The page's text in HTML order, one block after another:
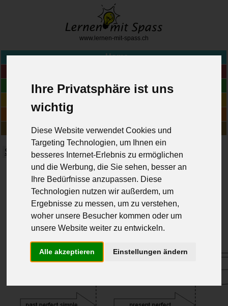
Ihre Privatsphäre ist uns
wichtig
Diese Website verwendet Cookies und
Targeting Technologien, um Ihnen ein
besseres Internet-Erlebnis zu ermöglichen
und die Werbung, die Sie sehen, besser an
Ihre Bedürfnisse anzupassen. Diese
Technologien nutzen wir außerdem, um
Ergebnisse zu messen, um zu verstehen,
woher unsere Besucher kommen oder um
unsere Website weiter zu entwickeln.
Alle akzeptieren Einstellungen ändern
www.lernen-mit-spass.ch
Home
Blog
Über uns
Schülerforum Prüfungsforum Wiki (Lerntipps)
Zeitenübersicht (Simple Present, Past
Perfect Continuous, usw.)
Hier eine Übersicht: